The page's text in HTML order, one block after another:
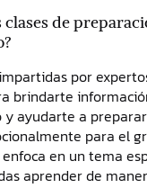
clases de
por
brindarte
y ayudarte a
para el
en un tema
aprender de